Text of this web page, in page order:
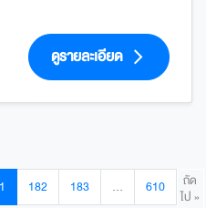
ดูรายละเอียด arrow_forward_ios
182 183 … 610
ถัด
ไป »